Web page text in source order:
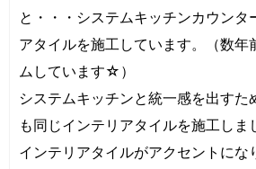
と・・・システムキッチンカウンタ
アタイルを施工しています。（数年
ムしています☆）
システムキッチンと統一感を出すた
も同じインテリアタイルを施工しま
インテリアタイルがアクセントにな